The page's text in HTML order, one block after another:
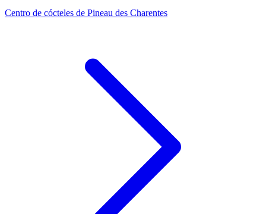
Centro de cócteles de Pineau des Charentes